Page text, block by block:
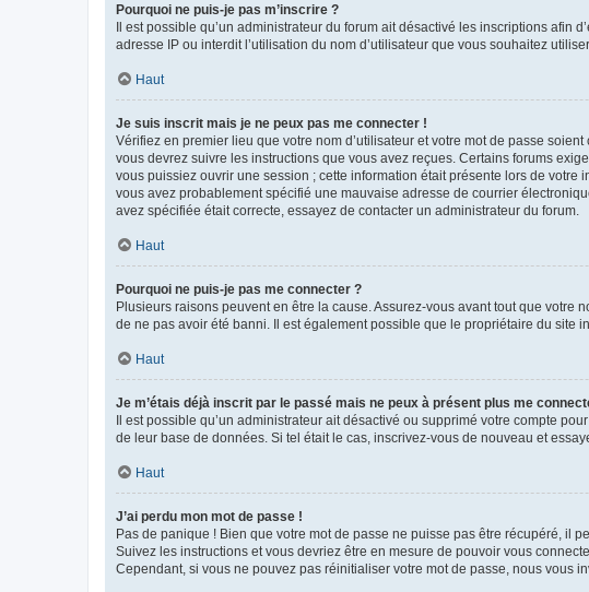
Pourquoi ne puis-je pas m’inscrire ?
Il est possible qu’un administrateur du forum ait désactivé les inscriptions afin
adresse IP ou interdit l’utilisation du nom d’utilisateur que vous souhaitez
Haut
Je suis inscrit mais je ne peux pas me connecter !
Vérifiez en premier lieu que votre nom d’utilisateur et votre mot de passe
vous devrez suivre les instructions que vous avez reçues. Certains forums
vous puissiez ouvrir une session ; cette information était présente lors de
vous avez probablement spécifié une mauvaise adresse de courrier
avez spécifiée était correcte, essayez de contacter un administrateur du forum.
Haut
Pourquoi ne puis-je pas me connecter ?
Plusieurs raisons peuvent en être la cause. Assurez-vous avant tout que votre
de ne pas avoir été banni. Il est également possible que le propriétaire du site
Haut
Je m’étais déjà inscrit par le passé mais ne peux à présent plus me
Il est possible qu’un administrateur ait désactivé ou supprimé votre compte
de leur base de données. Si tel était le cas, inscrivez-vous de nouveau et
Haut
J’ai perdu mon mot de passe !
Pas de panique ! Bien que votre mot de passe ne puisse pas être récupéré, il
Suivez les instructions et vous devriez être en mesure de pouvoir vous
Cependant, si vous ne pouvez pas réinitialiser votre mot de passe, nous vous